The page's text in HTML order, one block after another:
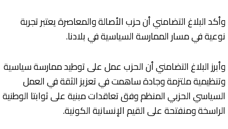
وأكد البلاغ التضامني أن حزب الأصالة والمعاصرة يعتبر تجربة
نوعية في مسار الممارسة السياسية في بلادنا.
وأبرز البلاغ التضامني أن الحزب عمل على توطيد ممارسة سياسية
وتنظيمية ملتزمة وجادة ساهمت في تعزيز الثقة في العمل
السياسي الحزبي المنظم وفق تعاقدات مبنية على ثوابتا الوطنية
الراسخة ومنفتحة على القيم الإنسانية الكونية.